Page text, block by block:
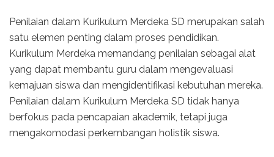
Penilaian dalam Kurikulum Merdeka SD merupakan salah
satu elemen penting dalam proses pendidikan.
Kurikulum Merdeka memandang penilaian sebagai alat
yang dapat membantu guru dalam mengevaluasi
kemajuan siswa dan mengidentifikasi kebutuhan mereka.
Penilaian dalam Kurikulum Merdeka SD tidak hanya
berfokus pada pencapaian akademik, tetapi juga
mengakomodasi perkembangan holistik siswa.